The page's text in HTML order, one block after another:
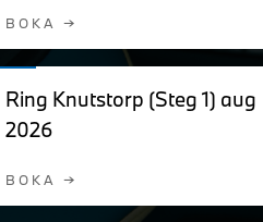
BOKA →
Ring Knutstorp (Steg 1) aug
2026
BOKA →